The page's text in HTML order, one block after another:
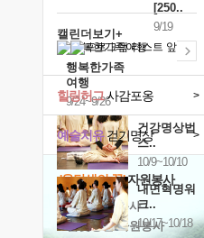
[250..
9/19
행복한가족
여행
9/24~9/26
건강명상법
스..
10/9~10/10
내면혁명워
크..
10/17~10/18
캘린더보기+
예술치유걷기명상 >
힐링허그사감포옹 >
'옹달샘의 꽃'자원봉사
· 청년 자원봉사
· 금빛청년 자원봉사